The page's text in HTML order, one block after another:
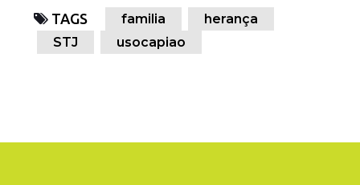
TAGS familia
herança
STJ
usocapiao